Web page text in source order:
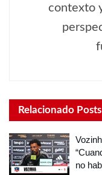
contexto
Relacionado Posts
no